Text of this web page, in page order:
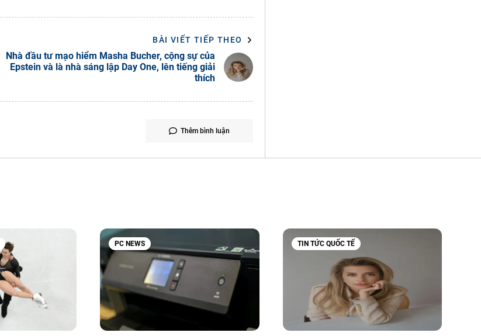
BÀI VIẾT TIẾP THEO
Nhà đầu tư mạo hiểm Masha Bucher, cộng sự của
Epstein và là nhà sáng lập Day One, lên tiếng giải
thích
Thêm bình luận
PC NEWS TIN TỨC QUỐC TẾ